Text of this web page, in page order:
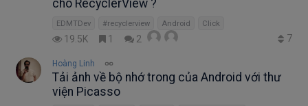
cho RecyclerView ?
EDMTDev #recyclerview Android Click
19.5K 1 2 7
Hoàng Linh
Tải ảnh về bộ nhớ trong của Android với thư
viện Picasso